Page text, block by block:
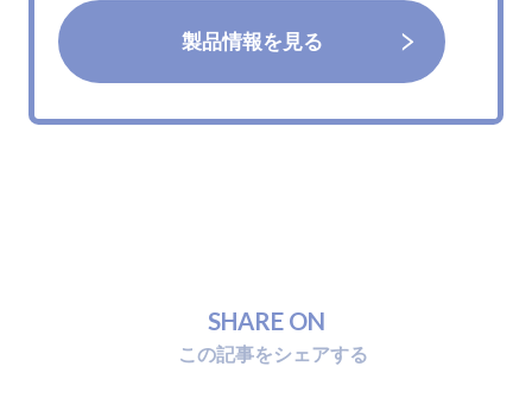
製品情報を見る
SHARE ON
こ の記事をシェアする